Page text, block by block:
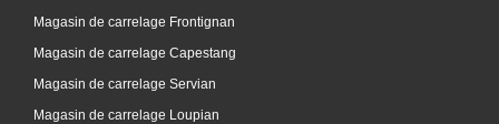
Magasin de carrelage Frontignan
Magasin de carrelage Capestang
Magasin de carrelage Servian
Magasin de carrelage Loupian